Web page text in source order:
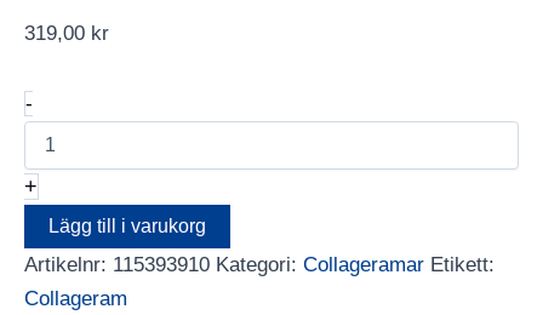
319,00 kr
-Collage
Superb
AA
39X39
4
bilder
+
Lägg till i varukorg
Artikelnr: 115393910 Kategori: Collageramar Etikett:
Collageram